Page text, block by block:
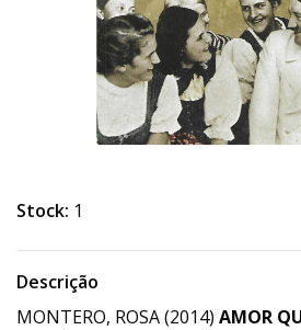
Stock: 1
Descrição
MONTERO, ROSA (2014) AMOR